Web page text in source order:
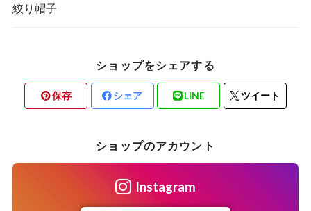
絞り帽子
ショップをシェアする
保存 シェア LINE ツイート
ショップのアカウント
Instagram